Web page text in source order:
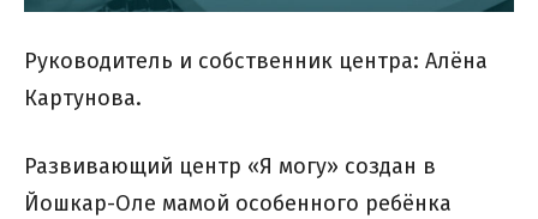
Руководитель и собственник центра: Алёна
Картунова.
Развивающий центр «Я могу» создан в
Йошкар-Оле мамой особенного ребёнка